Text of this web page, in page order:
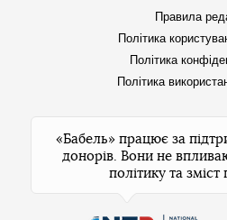
Правила
Політика
Політика
Політика
«Бабель» працює за
донорів. Вони не
політику та зміст